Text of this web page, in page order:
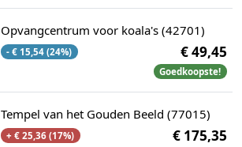
Opvangcentrum voor koala's (42701)
- € 15,54 (24%) € 49,45
Goedkoopste!
Tempel van het Gouden Beeld (77015)
+ € 25,36 (17%) € 175,35